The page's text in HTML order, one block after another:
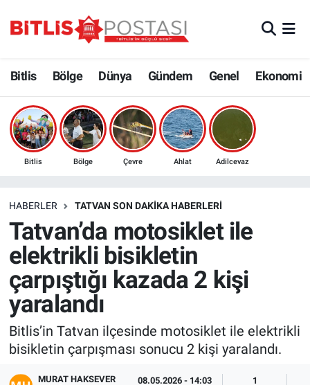
Bitlis Bölge Dünya Gündem Genel Ekonomi
Bitlis Bölge Çevre Ahlat Adilcevaz
HABERLER TATVAN SON DAKIKA HABERLERI
Tatvan’da motosiklet ile
elektrikli bisikletin
çarpıştığı kazada 2 kişi
yaralandı
Bitlis’in Tatvan ilçesinde motosiklet ile elektrikli
bisikletin çarpışması sonucu 2 kişi yaralandı.
MURAT HAKSEVER 08.05.2026 - 14:03 1
Bölge
Çevre
Eğitim
Ekonomi
Genel
Gündem
Bitlis Trafik Yoğunluk Haritası
Süper Lig Puan Durumu ve Fikstür
Son Dakika Haberleri
Haber Arşivi